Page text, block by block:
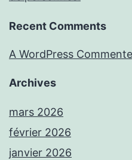
Recent Comments
A WordPress
Archives
mars 2026
février 2026
janvier 2026